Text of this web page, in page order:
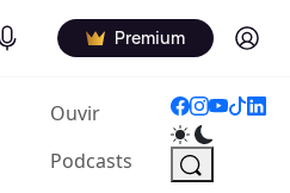
Podcasts Premium Log in
Ouvir(current)
Podcasts